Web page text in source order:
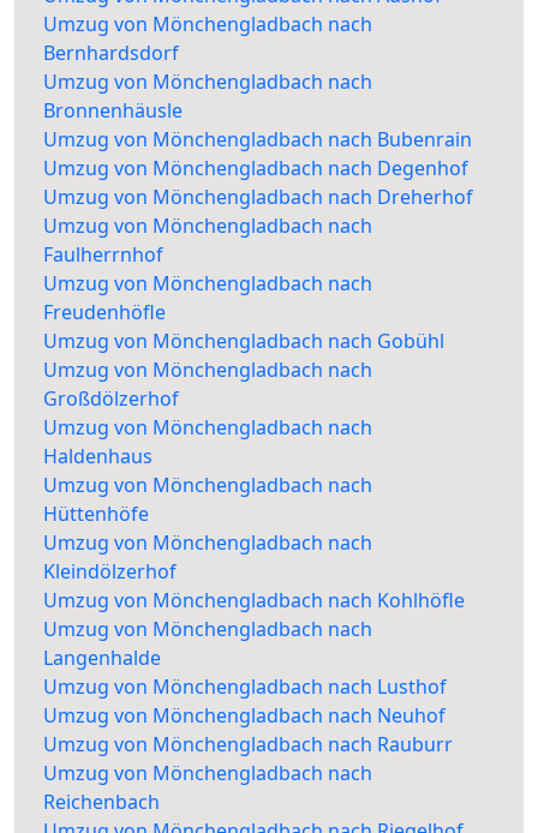
Umzug von Mönchengladbach nach
Bernhardsdorf
Umzug von Mönchengladbach nach
Bronnenhäusle
Umzug von Mönchengladbach nach Bubenrain
Umzug von Mönchengladbach nach Degenhof
Umzug von Mönchengladbach nach Dreherhof
Umzug von Mönchengladbach nach
Faulherrnhof
Umzug von Mönchengladbach nach
Freudenhöfle
Umzug von Mönchengladbach nach Gobühl
Umzug von Mönchengladbach nach
Großdölzerhof
Umzug von Mönchengladbach nach
Haldenhaus
Umzug von Mönchengladbach nach
Hüttenhöfe
Umzug von Mönchengladbach nach
Kleindölzerhof
Umzug von Mönchengladbach nach Kohlhöfle
Umzug von Mönchengladbach nach
Langenhalde
Umzug von Mönchengladbach nach Lusthof
Umzug von Mönchengladbach nach Neuhof
Umzug von Mönchengladbach nach Rauburr
Umzug von Mönchengladbach nach
Reichenbach